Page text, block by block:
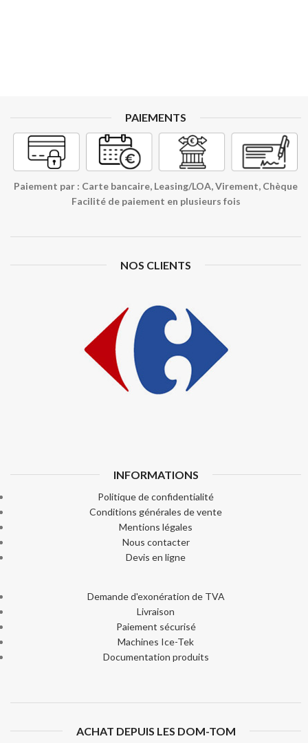
PAIEMENTS
Paiement par : Carte bancaire, Leasing/LOA, Virement, Chèque
Facilité de paiement en plusieurs fois
NOS CLIENTS
INFORMATIONS
Politique de confidentialité
Conditions générales de vente
Mentions légales
Nous contacter
Devis en ligne
Demande d'exonération de TVA
Livraison
Paiement sécurisé
Machines Ice-Tek
Documentation produits
ACHAT DEPUIS LES DOM-TOM